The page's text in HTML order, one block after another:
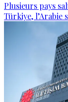
Plusieurs pays
Türkiye, l’Arabie